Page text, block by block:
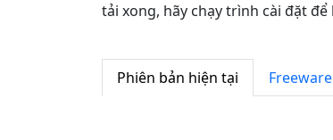
tải xong, hãy chạy trình cài đặt
Phiên bản hiện tại Freeware